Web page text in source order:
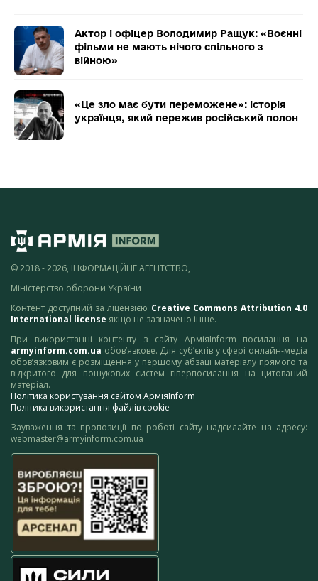
Актор і офіцер Володимир Ращук: «Воєнні
фільми не мають нічого спільного з
війною»
«Це зло має бути переможене»: історія
українця, який пережив російський полон
© 2018 - 2026, ІНФОРМАЦІЙНЕ АГЕНТСТВО,
Міністерство оборони України
Контент доступний за ліцензією Creative Commons Attribution 4.0
International license якщо не зазначено інше.
При використанні контенту з сайту АрміяInform посилання на
armyinform.com.ua обов’язкове. Для суб’єктів у сфері онлайн-медіа
обов’язковим є розміщення у першому абзаці матеріалу прямого та
відкритого для пошукових систем гіперпосилання на цитований
матеріал.
Політика користування сайтом АрміяInform
Політика використання файлів cookie
Зауваження та пропозиції по роботі сайту надсилайте на адресу:
webmaster@armyinform.com.ua